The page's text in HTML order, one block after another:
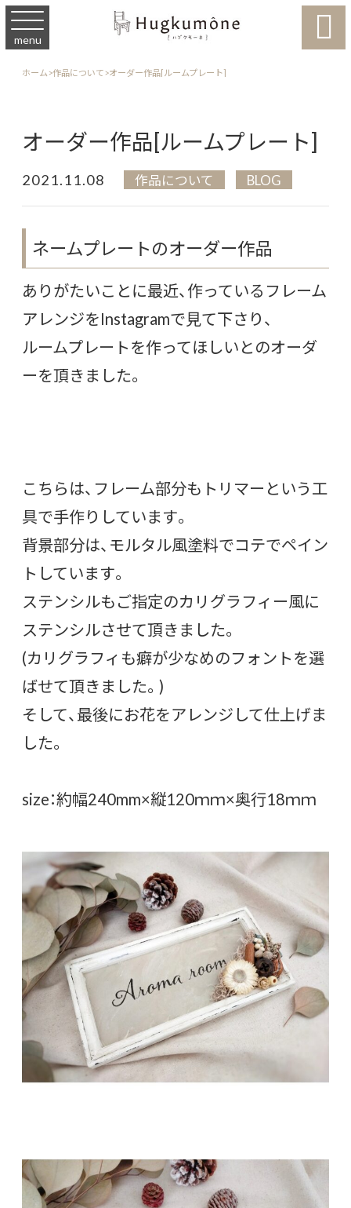
menu 
ホーム>作品について>オーダー作品[ルームプレート]
オーダー作品[ルームプレート]
2021.11.08 作品について BLOG
ネームプレートのオーダー作品
ありがたいことに最近、作っているフレーム
アレンジをInstagramで見て下さり、
ルームプレートを作ってほしいとのオーダ
ーを頂きました。
こちらは、フレーム部分もトリマーという工
具で手作りしています。
背景部分は、モルタル風塗料でコテでペイン
トしています。
ステンシルもご指定のカリグラフィー風に
ステンシルさせて頂きました。
(カリグラフィも癖が少なめのフォントを選
ばせて頂きました。)
そして、最後にお花をアレンジして仕上げま
した。
size：約幅240mm×縦120ｍｍ×奥行18ｍｍ